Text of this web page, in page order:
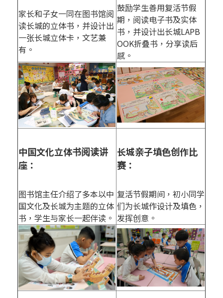
家长和子女一同在图书馆阅
读长城的立体书，并设计出
一张长城立体卡，文艺兼
有。
鼓励学生善用复活节假
期，阅读电子书及实体
书，并设计出长城LAPB
OOK折叠书，分享读后
感。
中国文化立体书阅读讲
座：
图书馆主任介绍了多本以中
国文化及长城为主题的立体
书，学生与家长一起伴读。
长城亲子填色创作比
赛：
复活节假期间，初小同学
们为长城作设计及填色，
发挥创意。